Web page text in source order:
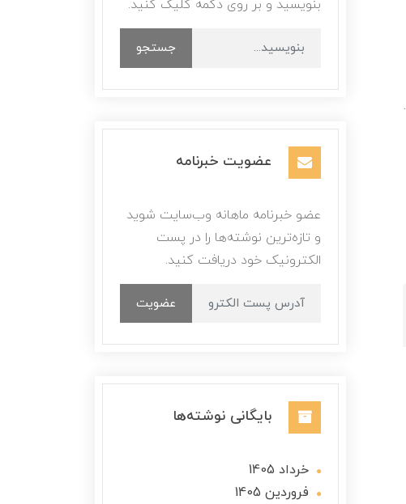
.
بنویسید و بر روی دکمه کلیک کنید.
جستجو
عضویت خبرنامه
عضو خبرنامه ماهانه وب‌سایت شوید
و تازه‌ترین نوشته‌ها را در پست
الکترونیک خود دریافت کنید.
عضویت
بایگانی نوشته‌ها
خرداد 1405
فروردین 1405